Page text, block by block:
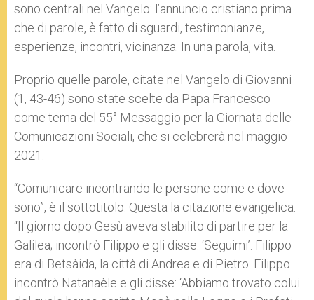
sono centrali nel Vangelo: l’annuncio cristiano prima
che di parole, è fatto di sguardi, testimonianze,
esperienze, incontri, vicinanza. In una parola, vita.
Proprio quelle parole, citate nel Vangelo di Giovanni
(1, 43-46) sono state scelte da Papa Francesco
come tema del 55° Messaggio per la Giornata delle
Comunicazioni Sociali, che si celebrerà nel maggio
2021.
“Comunicare incontrando le persone come e dove
sono”, è il sottotitolo. Questa la citazione evangelica:
“Il giorno dopo Gesù aveva stabilito di partire per la
Galilea; incontrò Filippo e gli disse: ‘Seguimi’. Filippo
era di Betsàida, la città di Andrea e di Pietro. Filippo
incontrò Natanaèle e gli disse: ‘Abbiamo trovato colui